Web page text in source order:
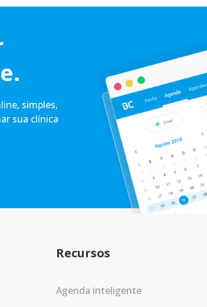
simples,
sua clínica
Recursos
Agenda inteligente